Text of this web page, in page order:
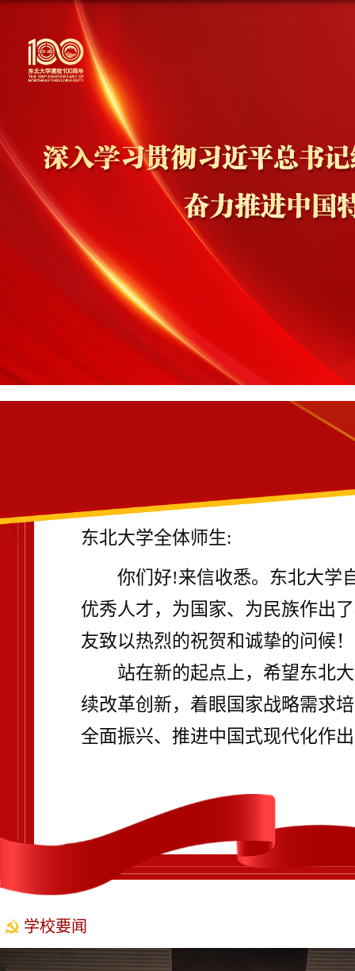
东北大学全体师生:
你们好!来信收悉。东北大学
优秀人才，为国家、为民族作出
友致以热烈的祝贺和诚挚的问候！
站在新的起点上，希望东北
续改革创新，着眼国家战略需求
全面振兴、推进中国式现代化作
学校要闻